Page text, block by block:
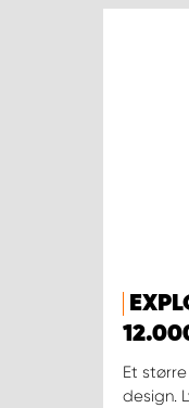
Et
design.